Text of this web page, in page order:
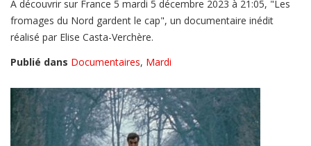
À découvrir sur France 5 mardi 5 décembre 2023 à 21:05, "Les
fromages du Nord gardent le cap", un documentaire inédit
réalisé par Elise Casta-Verchère.
Publié dans Documentaires, Mardi